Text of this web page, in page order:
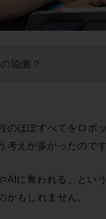
協働？
のほぼすべてをロボ
考えが多かったのです
AIに奪われる」とい
かもしれません。